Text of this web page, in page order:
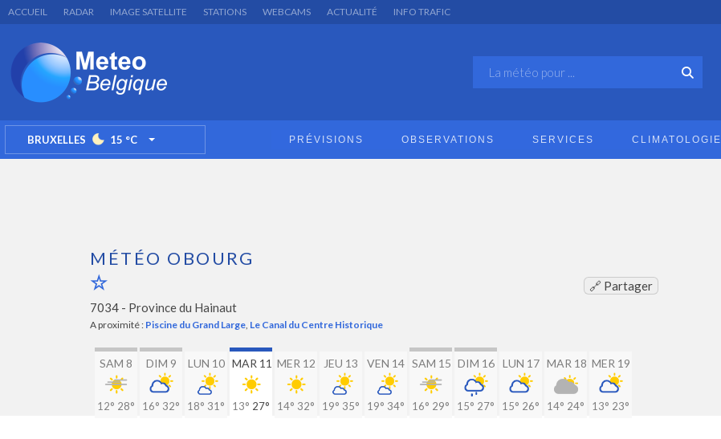
ACCUEIL RADAR IMAGE SATELLITE STATIONS WEBCAMS ACTUALITÉ INFO TRAFIC
BRUXELLES 15 °C TOGGLE DROPDOWN PRÉVISIONS OBSERVATIONS SERVICES CLIMATOLOGIE
MÉTÉO OBOURG
🔗 Partager
7034 - Province du Hainaut
A proximité : Piscine du Grand Large, Le Canal du Centre Historique
SAM 8
12° 28°
DIM 9
16° 32°
LUN 10
18° 31°
MAR 11
13° 27°
MER 12
14° 32°
JEU 13
19° 35°
VEN 14
19° 34°
SAM 15
16° 29°
DIM 16
15° 27°
LUN 17
15° 26°
MAR 18
14° 24°
MER 19
13° 23°